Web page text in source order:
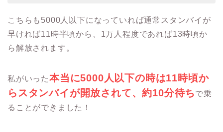
こちらも5000人以下になっていれば通常スタンバイが
早ければ11時半頃から、1万人程度であれば13時頃か
ら解放されます。
私がいった本当に5000人以下の時は11時頃か
らスタンバイが開放されて、約10分待ちで乗
ることができました！